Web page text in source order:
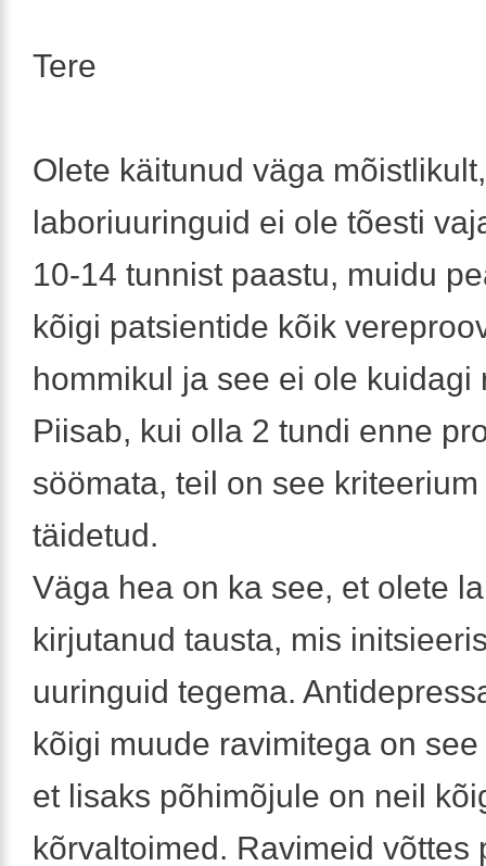
Tere
Olete käitunud väga mõistlikult,
laboriuuringuid ei ole tõesti
10-14 tunnist paastu, muidu
kõigi patsientide kõik
hommikul ja see ei ole kuidagi
Piisab, kui olla 2 tundi enne
söömata, teil on see
täidetud.
Väga hea on ka see, et olete
kirjutanud tausta, mis
uuringuid tegema.
kõigi muude ravimitega on
et lisaks põhimõjule on neil
kõrvaltoimed. Ravimeid võttes